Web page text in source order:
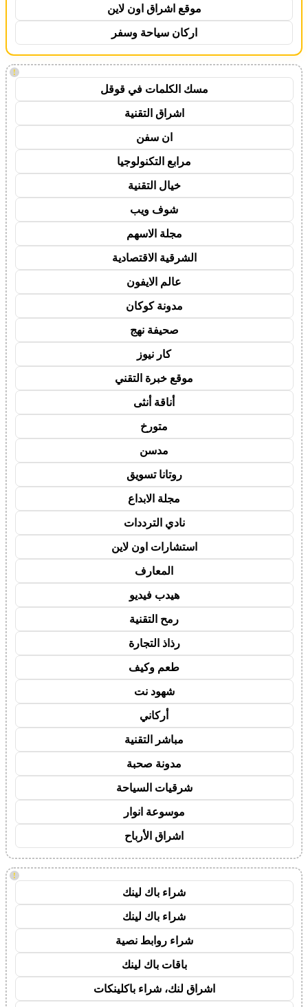
موقع اشراق اون لاين
اركان سياحة وسفر
!
مسك الكلمات في قوقل
اشراق التقنية
ان سفن
مرابع التكنولوجيا
خيال التقنية
شوف ويب
مجلة الاسهم
الشرقية الاقتصادية
عالم الايفون
مدونة كوكان
صحيفة نهج
كار نيوز
موقع خبرة التقني
أناقة أنثى
متورخ
مدسن
روتانا تسويق
مجلة الابداع
نادي الترددات
استشارات اون لاين
المعارف
هيدب فيديو
رمح التقنية
رذاذ التجارة
طعم وكيف
شهود نت
أركاني
مباشر التقنية
مدونة صحبة
شرقيات السياحة
موسوعة انوار
اشراق الأرباح
!
شراء باك لينك
شراء باك لينك
شراء روابط نصية
باقات باك لينك
اشراق لنك، شراء باكلينكات